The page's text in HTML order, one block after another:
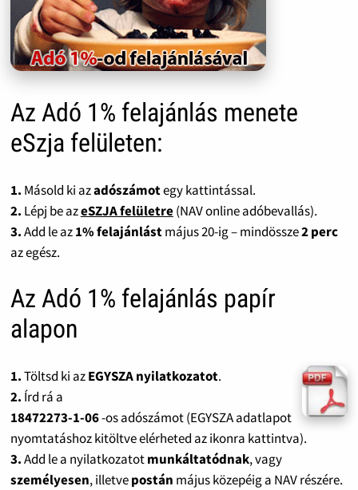
Az Adó 1% felajánlás menete
eSzja felületen:
1. Másold ki azadószámotegy kattintással.
2. Lépj be azeSZJA felületre(NAV online adóbevallás).
3.Add le az1% felajánlástmájus 20-ig – mindössze2 perc
az egész.
Az Adó 1% felajánlás papír
alapon
1.Töltsd ki azEGYSZA nyilatkozatot.
2. Írd rá a
18472273-1-06-os adószámot (EGYSZA adatlapot
nyomtatáshoz kitöltve elérheted az ikonra kattintva).
3.Add le a nyilatkozatotmunkáltatódnak, vagy
személyesen, illetvepostán május közepéig a NAV részére.